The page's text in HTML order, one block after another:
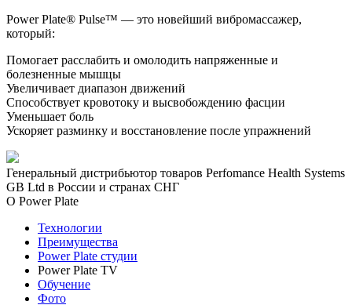
Power Plate® Pulse™ — это новейший вибромассажер,
который:
Помогает расслабить и омолодить напряженные и
болезненные мышцы
Увеличивает диапазон движений
Способствует кровотоку и высвобождению фасции
Уменьшает боль
Ускоряет разминку и восстановление после упражнений
Генеральный дистрибьютор товаров Perfomance Health Systems
GB Ltd в России и странах СНГ
О Power Plate
Технологии
Преимущества
Power Plate студии
Power Plate TV
Обучение
Фото